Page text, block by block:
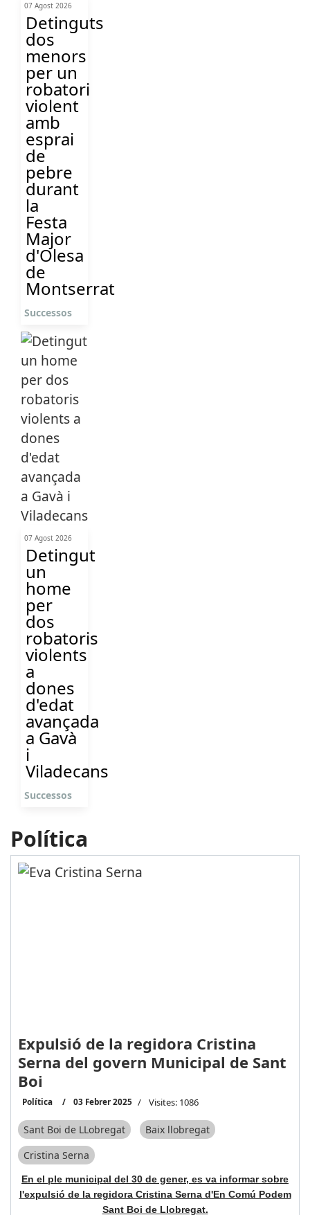
07 Agost 2026
Detinguts
dos
menors
per un
robatori
violent
amb
esprai
de
pebre
durant
la
Festa
Major
d'Olesa
de
Montserrat
Successos
07 Agost 2026
Detingut
un
home
per
dos
robatoris
violents
a
dones
d'edat
avançada
a Gavà
i
Viladecans
Successos
Política
Expulsió de la regidora Cristina
Serna del govern Municipal de Sant
Boi
Política 03 Febrer 2025 Visites: 1086
Sant Boi de LLobregat
Baix llobregat
Cristina Serna
En el ple municipal del 30 de gener, es va informar sobre
l'expulsió de la regidora Cristina Serna d'En Comú Podem
Sant Boi de Llobregat.